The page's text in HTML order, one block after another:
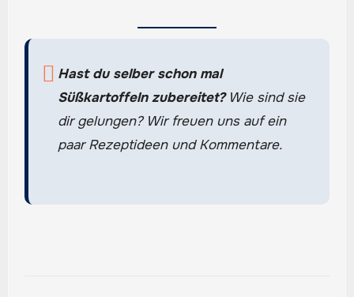
Hast du selber schon mal
Süßkartoffeln zubereitet?Wie sind sie
dir gelungen? Wir freuen uns auf ein
paar Rezeptideen und Kommentare.